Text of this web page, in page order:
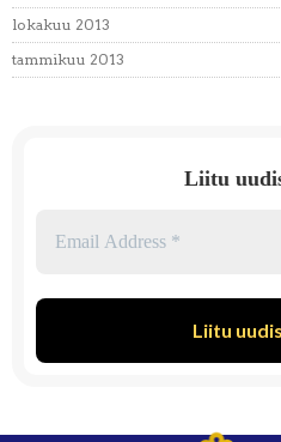
lokakuu 2013
tammikuu 2013
Liitu